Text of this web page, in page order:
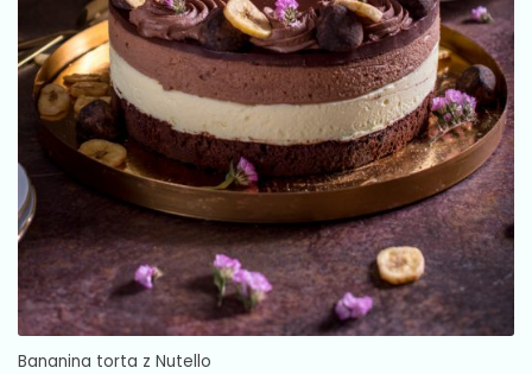
Bananina torta z Nutello